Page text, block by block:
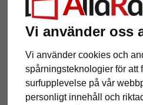
Vi använder oss
Vi använder cookies och
spårningsteknologier för att
surfupplevelse på vår
personligt innehåll och